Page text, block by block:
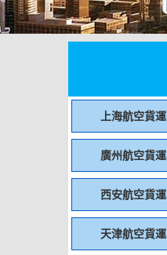
上海航空貨運
廣州航空貨運
西安航空貨運
天津航空貨運